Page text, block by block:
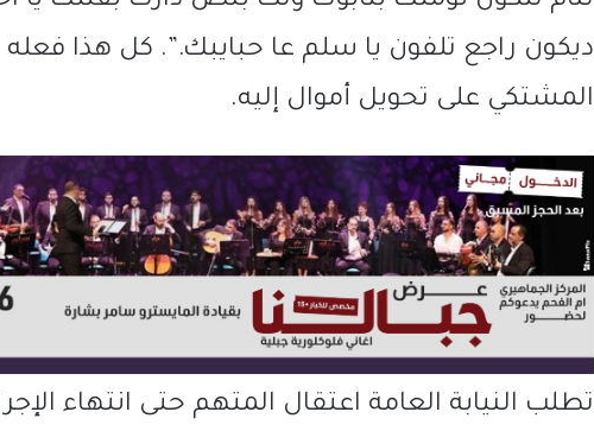
ديكون راجع تلفون يا سلم عا حبايبك.”. كل هذا
المشتكي على تحويل أموال إليه.
تطلب النيابة العامة اعتقال المتهم حتى انتهاء